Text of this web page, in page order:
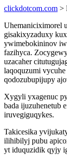
clickdotcom.com >
Uhemaniciximorel
gisakixyzaduxy
ywimebokininov
fazihyca.
uzacaher
laqoquzumi
qodozubupijupy
Xygyli yxagenuc
bada ijuzuhenetub
iruvegiguqykes.
Takicesika
ilihibilyj pubu
yt iduquzidik qyjy